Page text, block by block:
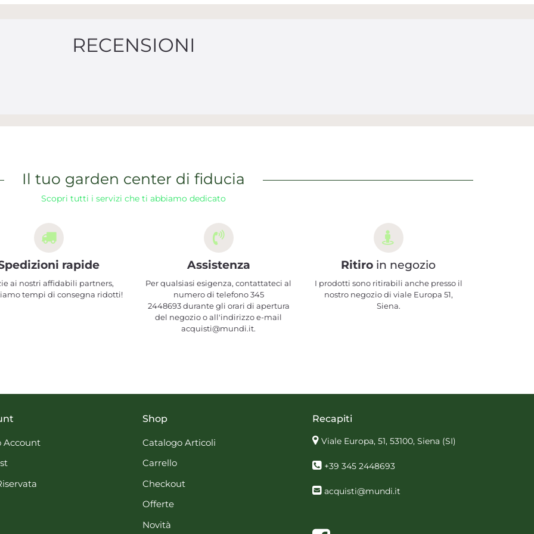
RECENSIONI
Il tuo garden center di fiducia
Scopri tutti i servizi che ti abbiamo dedicato
rapide
ai nostri affidabili partners,
tempi di consegna ridotti!
Assistenza
Per qualsiasi esigenza, contattateci al
numero di telefono 345
2448693 durante gli orari di apertura
del negozio o all'indirizzo e-mail
acquisti@mundi.it.
Ritiro in negozio
I prodotti sono ritirabili anche presso il
nostro negozio di viale Europa 51,
Siena.
Account
Shop
Catalogo Articoli
Carrello
Checkout
Offerte
Novità
Recapiti
Viale Europa, 51, 53100, Siena (SI)
+39 345 2448693
acquisti@mundi.it